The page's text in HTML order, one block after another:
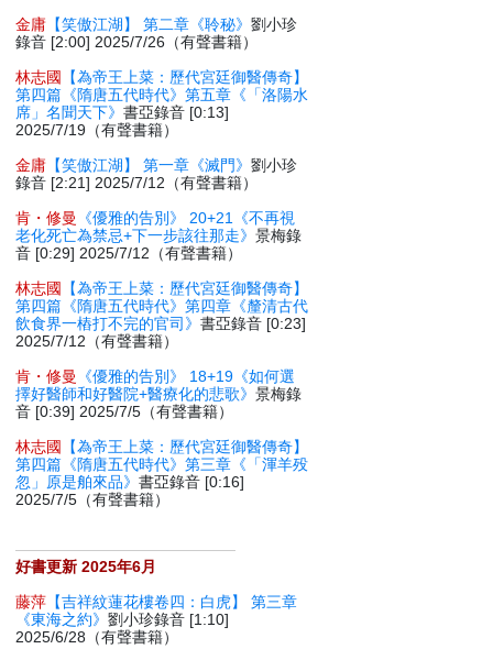
金庸 【笑傲江湖】 第二章《聆秘》劉小珍
錄音 [2:00] 2025/7/26（有聲書籍）
林志國
【為帝王上菜：歷代宮廷御醫傳奇】
第四篇《隋唐五代時代》第五章《「洛陽水
席」名聞天下》書亞錄音 [0:13]
2025/7/19（有聲書籍）
金庸 【笑傲江湖】 第一章《滅門》劉小珍
錄音 [2:21] 2025/7/12（有聲書籍）
肯・修曼
《優雅的告別》 20+21《不再視
老化死亡為禁忌+下一步該往那走》景梅錄
音 [0:29] 2025/7/12（有聲書籍）
林志國
【為帝王上菜：歷代宮廷御醫傳奇】
第四篇《隋唐五代時代》第四章《釐清古代
飲食界一樁打不完的官司》書亞錄音 [0:23]
2025/7/12（有聲書籍）
肯・修曼
《優雅的告別》 18+19《如何選
擇好醫師和好醫院+醫療化的悲歌》景梅錄
音 [0:39] 2025/7/5（有聲書籍）
林志國
【為帝王上菜：歷代宮廷御醫傳奇】
第四篇《隋唐五代時代》第三章《「渾羊殁
忽」原是舶來品》書亞錄音 [0:16]
2025/7/5（有聲書籍）
好書更新 2025年6月
藤萍 【吉祥紋蓮花樓卷四：白虎】 第三章
《東海之約》劉小珍錄音 [1:10]
2025/6/28（有聲書籍）